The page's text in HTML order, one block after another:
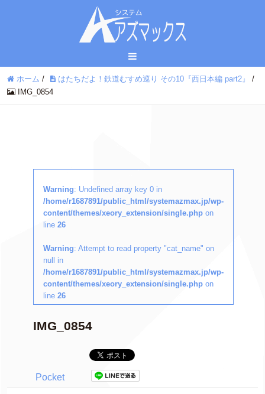
ホーム / はたちだよ！鉄道むすめ巡り その10『西日本編 part2』
/
IMG_0854
Warning: Undefined array key 0 in
/home/r1687891/public_html/systemazmax.jp/wp-
content/themes/xeory_extension/single.php on
line 26
Warning: Attempt to read property "cat_name" on
null in
/home/r1687891/public_html/systemazmax.jp/wp-
content/themes/xeory_extension/single.php on
line 26
IMG_0854
Pocket